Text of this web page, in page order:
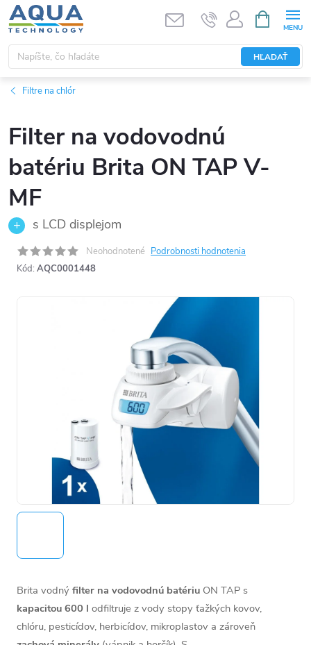
Prejsť
na
obsah
HĽADAŤ
KOŠÍK
Filtre na chlór
Filter na vodovodnú
batériu Brita ON TAP V-
MF
s LCD displejom
Neohodnotené Podrobnosti hodnotenia
Kód: AQC0001448
Brita vodný filter na vodovodnú batériu ON TAP s
kapacitou 600 l odfiltruje z vody stopy ťažkých kovov,
chlóru, pesticídov, herbicídov, mikroplastov a zároveň